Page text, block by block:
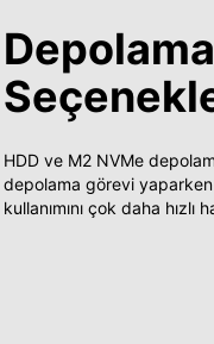
Depolama
HDD ve M2 NVMe
depolama görevi
kullanımını çok daha hızlı